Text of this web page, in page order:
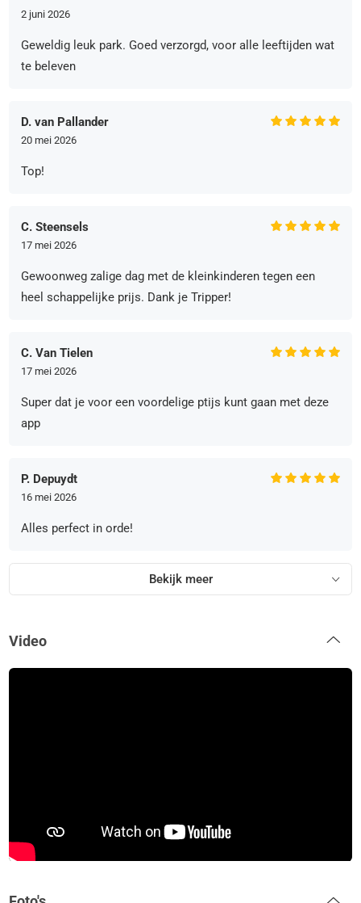
2 juni 2026
Geweldig leuk park. Goed verzorgd, voor alle leeftijden wat
te beleven
D. van Pallander
20 mei 2026
Top!
C. Steensels
17 mei 2026
Gewoonweg zalige dag met de kleinkinderen tegen een
heel schappelijke prijs. Dank je Tripper!
C. Van Tielen
17 mei 2026
Super dat je voor een voordelige ptijs kunt gaan met deze
app
P. Depuydt
16 mei 2026
Alles perfect in orde!
Bekijk meer
Video